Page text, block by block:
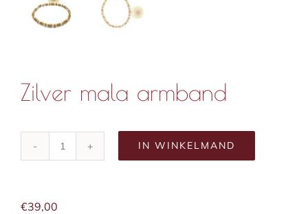
Zilver mala armband
Zilver
IN WINKELMAND
€39,00